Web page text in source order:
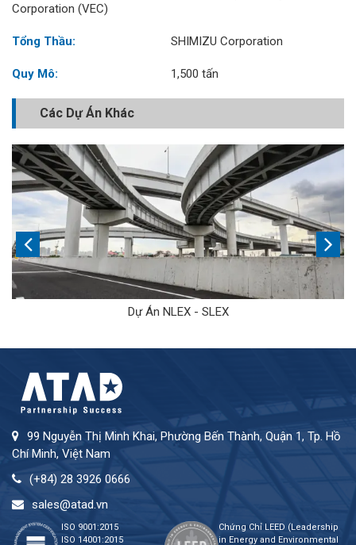
Corporation (VEC)
Tổng Thầu: SHIMIZU Corporation
Quy Mô: 1,500 tấn
Các Dự Án Khác
Dự Án NLEX - SLEX
99 Nguyễn Thị Minh Khai, Phường Bến Thành, Quận 1, Tp. Hồ
Chí Minh, Việt Nam
(+84) 28 3926 0666
sales@atad.vn
ISO 9001:2015
ISO 14001:2015
Chứng Chỉ LEED (Leadership
in Energy and Environmental